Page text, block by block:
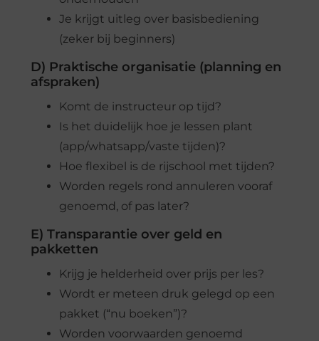
Je krijgt uitleg over basisbediening
(zeker bij beginners)
D) Praktische organisatie (planning en
afspraken)
Komt de instructeur op tijd?
Is het duidelijk hoe je lessen plant
(app/whatsapp/vaste tijden)?
Hoe flexibel is de rijschool met tijden?
Worden regels rond annuleren vooraf
genoemd, of pas later?
E) Transparantie over geld en
pakketten
Krijg je helderheid over prijs per les?
Wordt er meteen druk gelegd op een
pakket (“nu boeken”)?
Worden voorwaarden genoemd